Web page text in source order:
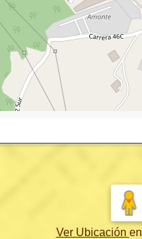
Ver Ubicación en